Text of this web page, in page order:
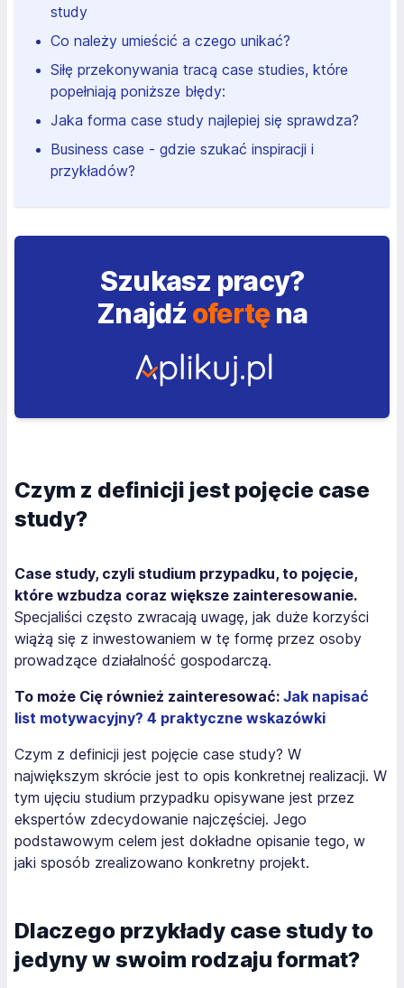
study
Co należy umieścić a czego unikać?
Siłę przekonywania tracą case studies, które
popełniają poniższe błędy:
Jaka forma case study najlepiej się sprawdza?
Business case - gdzie szukać inspiracji i
przykładów?
Szukasz pracy?
Znajdź ofertęna
Czym z definicji jest pojęcie case
study?
Case study, czyli studium przypadku, to pojęcie,
które wzbudza coraz większe zainteresowanie.
Specjaliści często zwracają uwagę, jak duże korzyści
wiążą się z inwestowaniem w tę formę przez osoby
prowadzące działalność gospodarczą.
To może Cię również zainteresować: Jak napisać
list motywacyjny? 4 praktyczne wskazówki
Czym z definicji jest pojęcie case study? W
największym skrócie jest to opis konkretnej realizacji. W
tym ujęciu studium przypadku opisywane jest przez
ekspertów zdecydowanie najczęściej. Jego
podstawowym celem jest dokładne opisanie tego, w
jaki sposób zrealizowano konkretny projekt.
Dlaczego przykłady case study to
jedyny w swoim rodzaju format?